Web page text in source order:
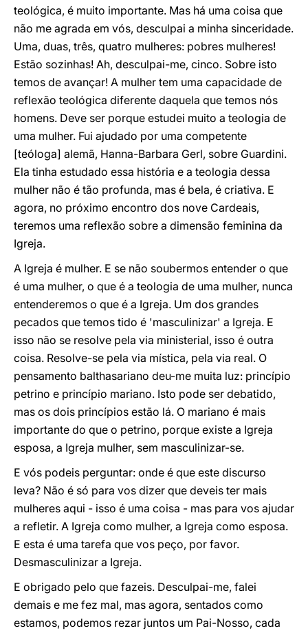
teológica, é muito importante. Mas há uma coisa que
não me agrada em vós, desculpai a minha sinceridade.
Uma, duas, três, quatro mulheres: pobres mulheres!
Estão sozinhas! Ah, desculpai-me, cinco. Sobre isto
temos de avançar! A mulher tem uma capacidade de
reflexão teológica diferente daquela que temos nós
homens. Deve ser porque estudei muito a teologia de
uma mulher. Fui ajudado por uma competente
[teóloga] alemã, Hanna-Barbara Gerl, sobre Guardini.
Ela tinha estudado essa história e a teologia dessa
mulher não é tão profunda, mas é bela, é criativa. E
agora, no próximo encontro dos nove Cardeais,
teremos uma reflexão sobre a dimensão feminina da
Igreja.
A Igreja é mulher. E se não soubermos entender o que
é uma mulher, o que é a teologia de uma mulher, nunca
entenderemos o que é a Igreja. Um dos grandes
pecados que temos tido é 'masculinizar' a Igreja. E
isso não se resolve pela via ministerial, isso é outra
coisa. Resolve-se pela via mística, pela via real. O
pensamento balthasariano deu-me muita luz: princípio
petrino e princípio mariano. Isto pode ser debatido,
mas os dois princípios estão lá. O mariano é mais
importante do que o petrino, porque existe a Igreja
esposa, a Igreja mulher, sem masculinizar-se.
E vós podeis perguntar: onde é que este discurso
leva? Não é só para vos dizer que deveis ter mais
mulheres aqui - isso é uma coisa - mas para vos ajudar
a refletir. A Igreja como mulher, a Igreja como esposa.
E esta é uma tarefa que vos peço, por favor.
Desmasculinizar a Igreja.
E obrigado pelo que fazeis. Desculpai-me, falei
demais e me fez mal, mas agora, sentados como
estamos, podemos rezar juntos um Pai-Nosso, cada